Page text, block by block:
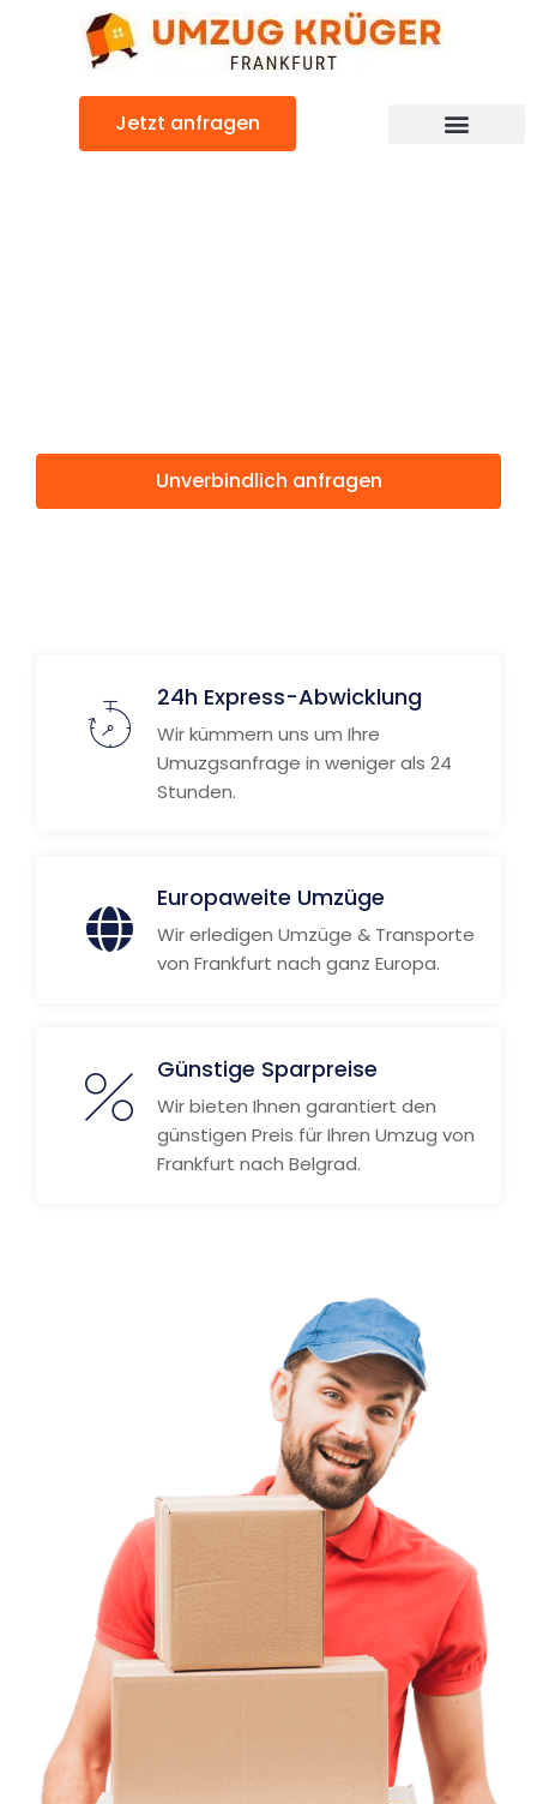
Jetzt anfragen
Unverbindlich anfragen
24h Express-Abwicklung
Wir kümmern uns um Ihre
Umuzgsanfrage in weniger als 24
Stunden.
Europaweite Umzüge
Wir erledigen Umzüge & Transporte
von Frankfurt nach ganz Europa.
Günstige Sparpreise
Wir bieten Ihnen garantiert den
günstigen Preis für Ihren Umzug von
Frankfurt nach Belgrad.